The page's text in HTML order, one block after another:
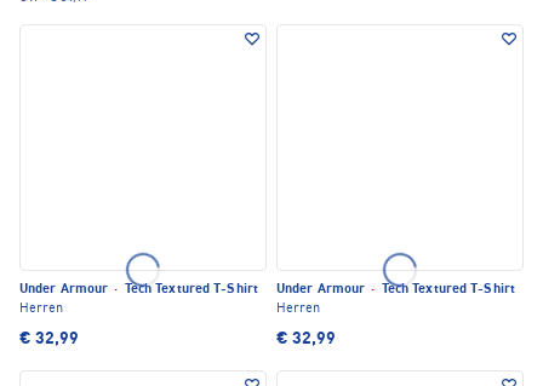
Under Armour ·
Tech Textured T-Shirt
Herren
€ 32,99
Under Armour ·
Tech Textured T-Shirt
Herren
€ 32,99